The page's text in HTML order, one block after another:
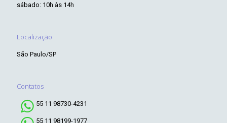
sábado: 10h às 14h
Localização
São Paulo/SP
Contatos
55 11 98730-4231
55 11 98199-1977